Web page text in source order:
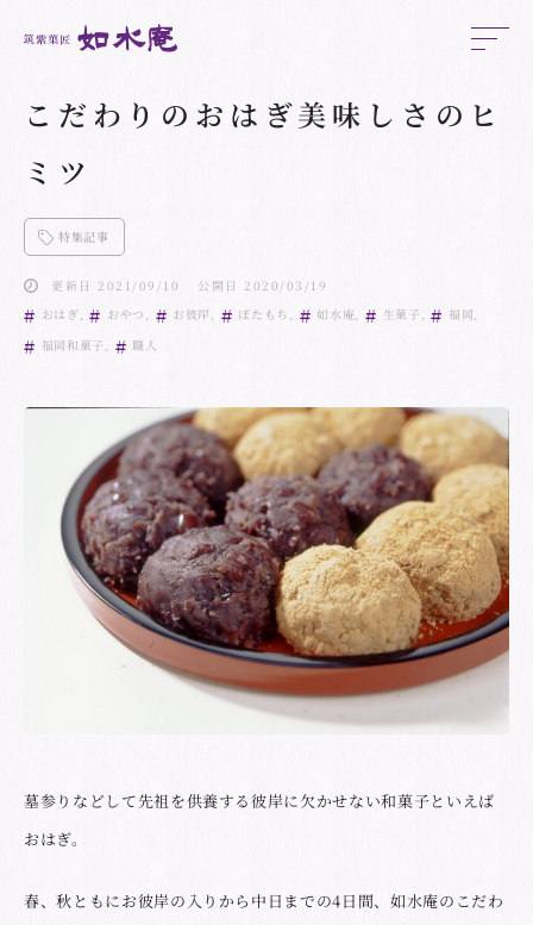
こだわりのおはぎ美味しさのヒ
ミツ
特集記事
更新日 2021/09/10
公開日 2020/03/19
おはぎ
おやつ お彼岸 ぼたもち 如水庵 生菓子
福岡
福岡和菓子
職人
墓参りなどして先祖を供養する彼岸に欠かせない和菓子といえば
おはぎ。
春、秋ともにお彼岸の入りから中日までの4日間、如水庵のこだわ